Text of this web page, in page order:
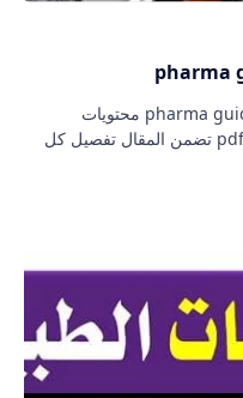
مراجعة وبدائل كتاب pharma guide pre work pdf محتويات
مقال تحميل كتاب فارما جايد بري ورك pdf تضمن المقال تفصيل كل